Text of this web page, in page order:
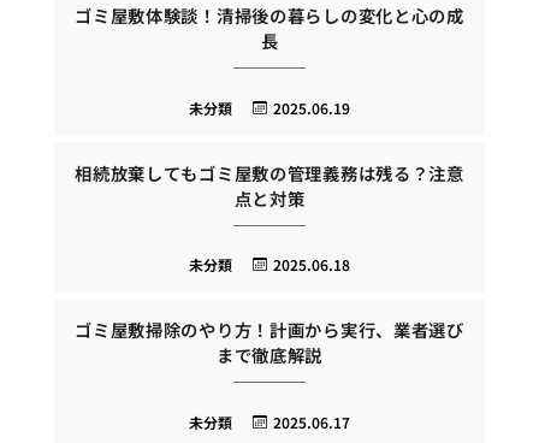
ゴミ屋敷体験談！清掃後の暮らしの変化と心の成
長
2025.06.19
未分類
相続放棄してもゴミ屋敷の管理義務は残る？注意
点と対策
2025.06.18
未分類
ゴミ屋敷掃除のやり方！計画から実行、業者選び
まで徹底解説
2025.06.17
未分類